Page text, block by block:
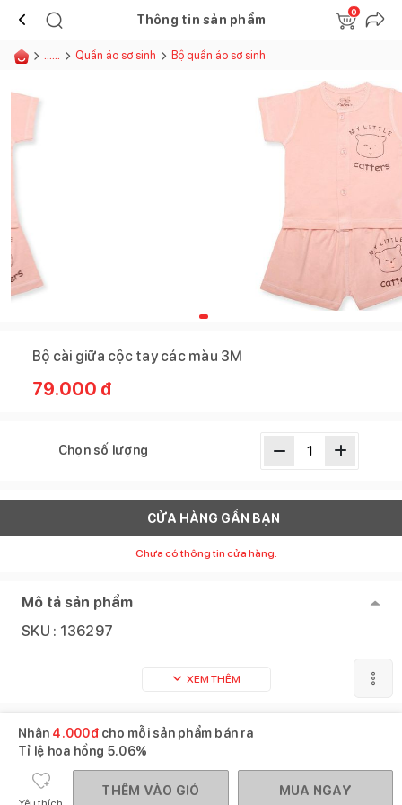
Thông tin sản phẩm
0
...... Quần áo sơ sinh Bộ quần áo sơ sinh
Bộ cài giữa cộc tay các màu 3M
79.000 đ
Chọn số lượng
CỬA HÀNG GẦN BẠN
Chưa có thông tin cửa hàng.
Mô tả sản phẩm
SKU : 136297
XEM THÊM
Nhận 4.000đcho mỗi sản phẩm bán ra
Tỉ lệ hoa hồng 5.06%
THÊM VÀO GIỎ MUA NGAY